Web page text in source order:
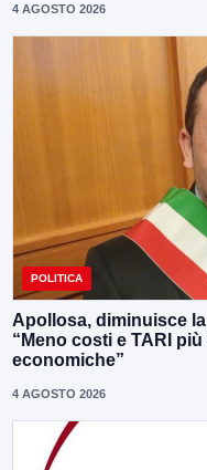
4 AGOSTO 2026
POLITICA
Apollosa, diminuisce
“Meno costi e TARI
economiche”
4 AGOSTO 2026